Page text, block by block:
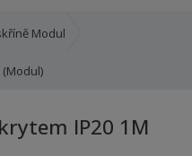
t
Modul
(Modul)
IP20 1M